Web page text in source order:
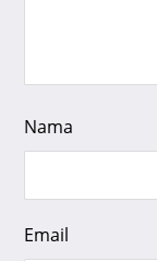
Nama
Email